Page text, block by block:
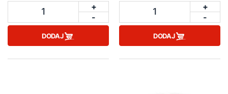
1
+
-
DODAJ
1
+
-
DODAJ